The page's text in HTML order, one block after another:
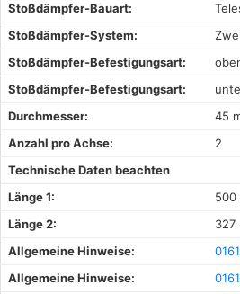
Stoßdämpfer-Bauart:
Stoßdämpfer-System:
Stoßdämpfer-Befestigungsart:
Stoßdämpfer-Befestigungsart:
Durchmesser:
45
Anzahl pro Achse:
2
Technische Daten beachten
Länge 1:
500
Länge 2:
327
Allgemeine Hinweise:
Allgemeine Hinweise: